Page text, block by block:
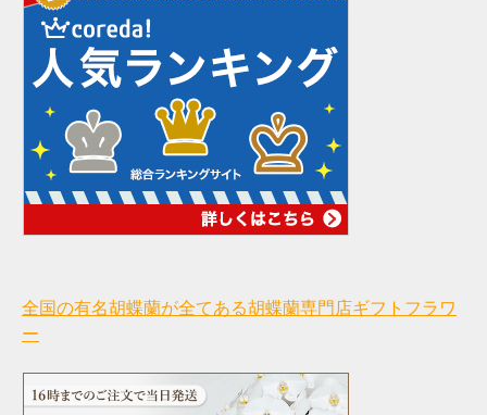
全国の有名胡蝶蘭が全てある胡蝶蘭専門店ギフトフラワ
ー